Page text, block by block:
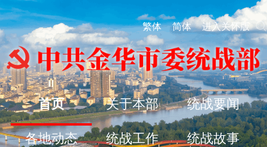
繁体 简体 进入关怀版
首页 关于本部 统战要闻
各地动态 统战工作 统战故事